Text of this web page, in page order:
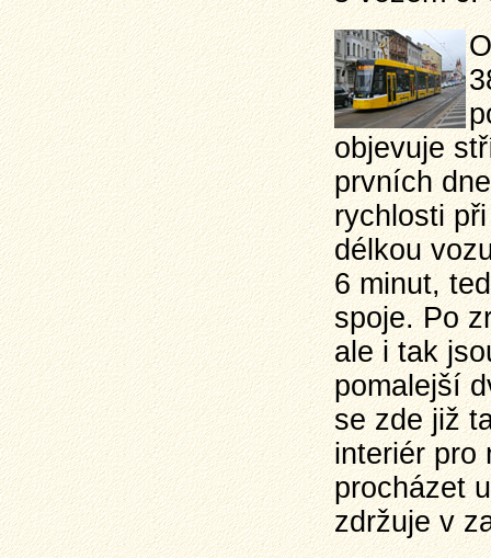
objevuje
prvních
rychlosti
délkou
6 minut,
spoje. Po
ale i tak
pomalejší
se zde již
interiér pro
procházet
zdržuje v